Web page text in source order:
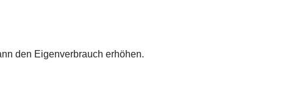
den Eigenverbrauch erhöhen.